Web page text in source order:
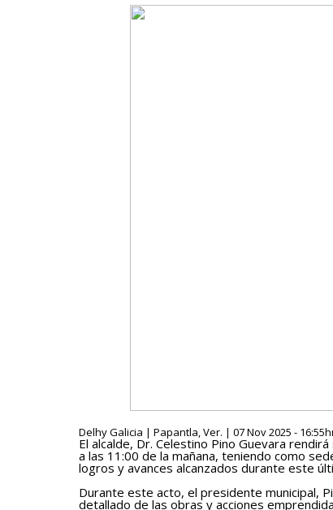
Delhy Galicia | Papantla, Ver. | 07 Nov 2025 -
El alcalde, Dr. Celestino Pino Guevara
a las 11:00 de la mañana, teniendo como
logros y avances alcanzados durante este
Durante este acto, el presidente municipal,
detallado de las obras y acciones